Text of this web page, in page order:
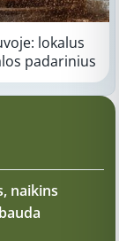
lokalus
padarinius
naikins